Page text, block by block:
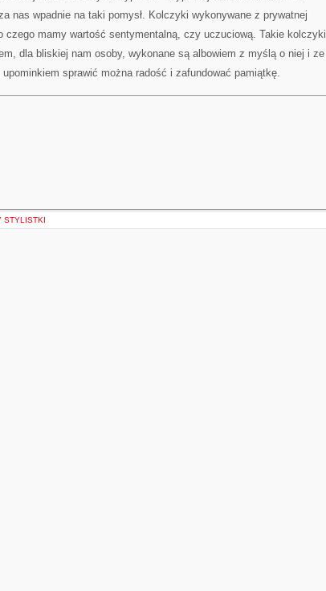
nas wpadnie na taki pomysł. Kolczyki wykonywane z prywatnej
czego mamy wartość sentymentalną, czy uczuciową. Takie kolczyki
dla bliskiej nam osoby, wykonane są albowiem z myślą o niej i ze
sprawić można radość i zafundować pamiątkę.
STYLISTKI